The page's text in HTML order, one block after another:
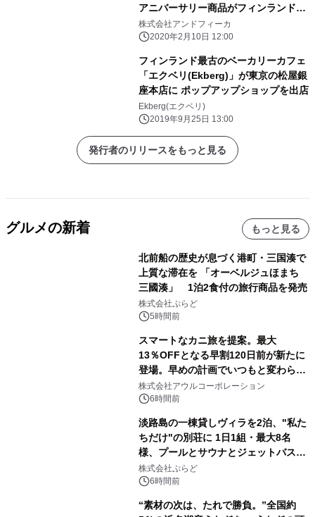
アニバーサリー商品がフィンランドよ
り上陸 2月10日(月)より公式ウェブ
サイト販売開始
株式会社アンドフィーカ
2020年2月10日 12:00
フィンランド最古のベーカリーカフェ
「エクベリ(Ekberg)」が東京の松屋銀
座本店に ポップアップショップを出店
Ekberg(エクベリ)
2019年9月25日 13:00
発行者のリリースをもっと見る
グルメの新着 もっと見る
北前船の歴史が息づく港町・三国湊で
上質な滞在を 「オーベルジュほまち
三國湊」 1泊2食付の旅行商品を発売
株式会社ぷらど
5時間前
スマートなカニ旅を提案。最大
13％OFFとなる早割120日前が新たに
登場。早めの計画でいつもと変わらぬ
大人の冬旅を。ー夕日ヶ浦温泉「佳松
苑 別邸ふうか」ー
株式会社アウルコーポレーション
6時間前
淡路島の一棟貸しヴィラを2泊、"私た
ちだけ"の別荘に 1日1組・最大8名
様、プールとサウナとジェットバス付
きで Villa Mon Temps AWAJIの連泊
素泊りプラン
株式会社ぷらど
6時間前
“素材の次は、たれで勝負。”全国約